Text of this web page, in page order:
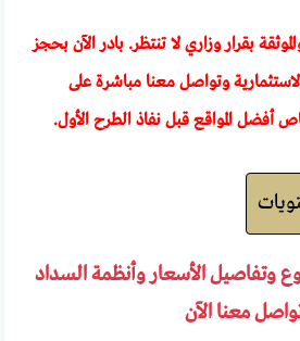
بقرار وزاري لا تنتظر. بادر الآن بحجز
وتواصل معنا مباشرة على
أفضل المواقع قبل نفاذ الطرح الأول.
وتفاصيل الأسعار وأنظمة السداد
معنا الآن